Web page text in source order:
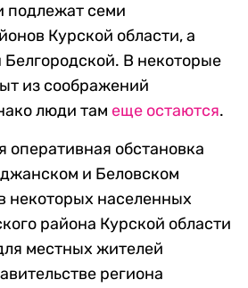
подлежат семи
Курской области, а
В некоторые
из соображений
люди там еще остаются.
оперативная обстановка
и Беловском
некоторых населенных
района Курской области
местных жителей
региона